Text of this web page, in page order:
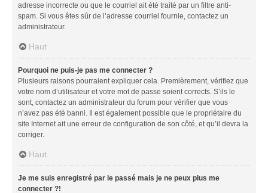
adresse incorrecte ou que le courriel ait été traité par un filtre anti-
spam. Si vous êtes sûr de l’adresse courriel fournie, contactez un
administrateur.
Haut
Pourquoi ne puis-je pas me connecter ?
Plusieurs raisons pourraient expliquer cela. Premièrement, vérifiez que
votre nom d’utilisateur et votre mot de passe soient corrects. S’ils le
sont, contactez un administrateur du forum pour vérifier que vous
n’avez pas été banni. Il est également possible que le propriétaire du
site Internet ait une erreur de configuration de son côté, et qu’il devra la
corriger.
Haut
Je me suis enregistré par le passé mais je ne peux plus me
connecter ?!